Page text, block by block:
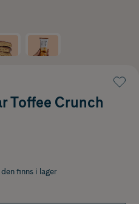
Toffee Crunch
finns i lager